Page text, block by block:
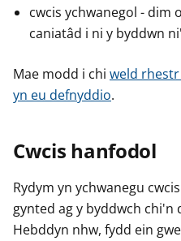
cwcis ychwanegol - dim
caniatâd i ni y byddwn
Mae modd i chi weld
yn eu defnyddio.
Cwcis hanfodol
Rydym yn ychwanegu
gynted ag y byddwch chi'n
Hebddyn nhw, fydd ein